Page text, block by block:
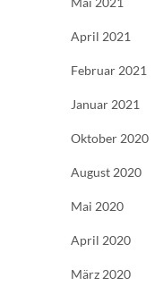
April 2021
Februar 2021
Januar 2021
Oktober 2020
August 2020
Mai 2020
April 2020
März 2020